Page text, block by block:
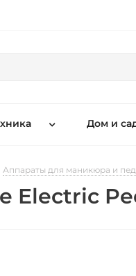
Дом и
Аппараты для маникюра и
Electric